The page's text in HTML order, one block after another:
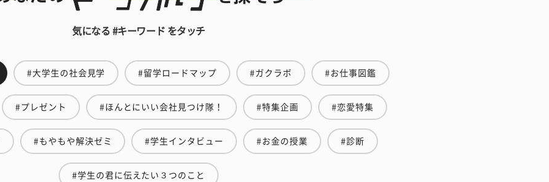
気になる #キーワード をタッチ
#大学生の社会見学 #留学ロードマップ #ガクラボ #お仕事図鑑
#プレゼント #ほんとにいい会社見つけ隊！ #特集企画 #恋愛特集
#もやもや解決ゼミ #学生インタビュー #お金の授業 #診断
#学生の君に伝えたい３つのこと